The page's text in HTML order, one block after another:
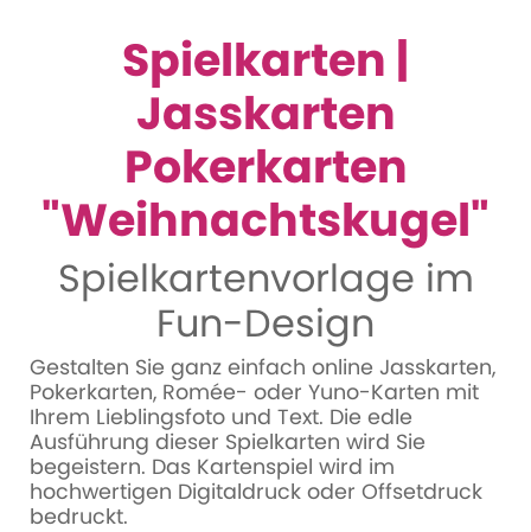
Spielkarten |
Jasskarten
Pokerkarten
"Weihnachtskugel"
Spielkartenvorlage im
Fun-Design
Gestalten Sie ganz einfach online Jasskarten,
Pokerkarten, Romée- oder Yuno-Karten mit
Ihrem Lieblingsfoto und Text. Die edle
Ausführung dieser Spielkarten wird Sie
begeistern. Das Kartenspiel wird im
hochwertigen Digitaldruck oder Offsetdruck
bedruckt.